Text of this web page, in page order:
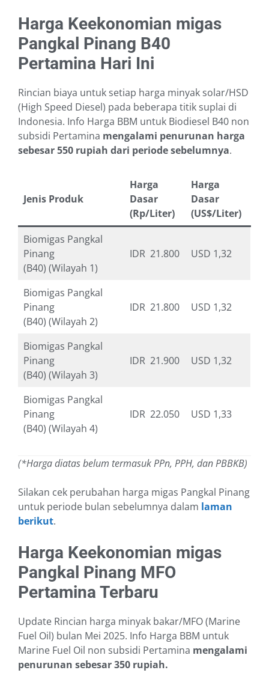
Harga Keekonomian migas
Pangkal Pinang B40
Pertamina Hari Ini
Rincian biaya untuk setiap harga minyak solar/HSD
(High Speed Diesel) pada beberapa titik suplai di
Indonesia. Info Harga BBM untuk Biodiesel B40 non
subsidi Pertamina mengalami penurunan harga
sebesar 550 rupiah dari periode sebelumnya.
Jenis Produk
Harga
Dasar
(Rp/Liter)
Harga
Dasar
(US$/Liter)
Biomigas Pangkal
Pinang
(B40) (Wilayah 1)
IDR 21.800 USD 1,32
Biomigas Pangkal
Pinang
(B40) (Wilayah 2)
IDR 21.800 USD 1,32
Biomigas Pangkal
Pinang
(B40) (Wilayah 3)
IDR 21.900 USD 1,32
Biomigas Pangkal
Pinang
(B40) (Wilayah 4)
IDR 22.050 USD 1,33
(*Harga diatas belum termasuk PPn, PPH, dan PBBKB)
Silakan cek perubahan harga migas Pangkal Pinang
untuk periode bulan sebelumnya dalam laman
berikut.
Harga Keekonomian migas
Pangkal Pinang MFO
Pertamina Terbaru
Update Rincian harga minyak bakar/MFO (Marine
Fuel Oil) bulan Mei 2025. Info Harga BBM untuk
Marine Fuel Oil non subsidi Pertamina mengalami
penurunan sebesar 350 rupiah.